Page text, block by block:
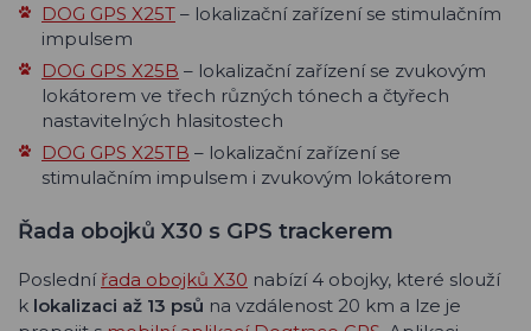
DOG GPS X25T – lokalizační zařízení se stimulačním
impulsem
DOG GPS X25B – lokalizační zařízení se zvukovým
lokátorem ve třech různých tónech a čtyřech
nastavitelných hlasitostech
DOG GPS X25TB – lokalizační zařízení se
stimulačním impulsem i zvukovým lokátorem
Řada obojků X30 s GPS trackerem
Poslední řada obojků X30 nabízí 4 obojky, které slouží
k lokalizaci až 13 psů na vzdálenost 20 km a lze je